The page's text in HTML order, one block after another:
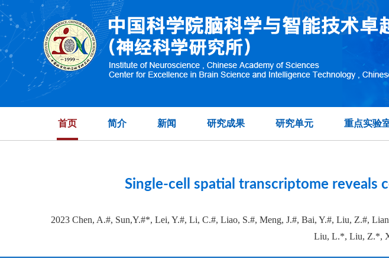
首页 简介 新闻 研究成果 研究单元 重点实验
High-dimensional topographic
Single-cell spatial transcriptome reveals
2023 Chen, A.#, Sun,Y.#*, Lei, Y.#, Li, C.#, Liao, S.#, Meng, J.#, Bai, Y.#, Liu, Z.#,
Liu, L.*, Liu, Z.*,